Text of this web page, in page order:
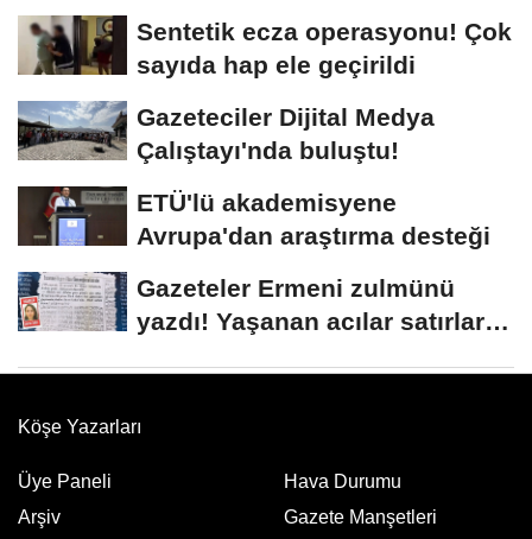
Sentetik ecza operasyonu! Çok
sayıda hap ele geçirildi
Gazeteciler Dijital Medya
Çalıştayı'nda buluştu!
ETÜ'lü akademisyene
Avrupa'dan araştırma desteği
Gazeteler Ermeni zulmünü
yazdı! Yaşanan acılar satırlara
Köşe Yazarları
Üye Paneli
Arşiv
Hava Durumu
Gazete Manşetleri